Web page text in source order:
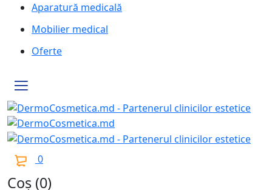
Aparatură medicală
Mobilier medical
Oferte
0
Coș (0)